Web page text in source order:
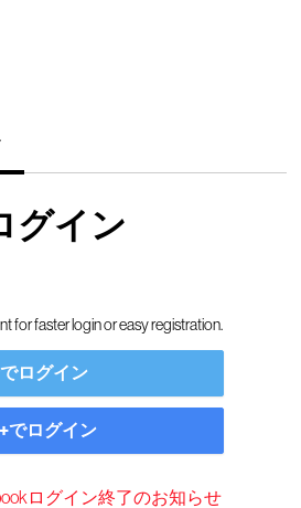
グイン
for faster login or easy registration.
ログイン
でログイン
ログイン終了のお知らせ